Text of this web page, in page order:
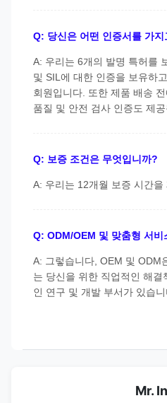
Q: 당신은 어떤 인증서를 가지
A: 우리는 6개의 발명 특허를
및 SIL에 대한 인증을 보유하
회원입니다. 또한 제품 배송
품질 및 안전 검사 인증도 제
Q: 보증 조건은 무엇입니까?
A: 우리는 12개월 보증 시간을
Q: ODM/OEM 및 맞춤형 서
A: 그렇습니다, OEM 및 ODM
는 당신을 위한 직업적인 해결
인 연구 및 개발 부서가 있습니
Mr.